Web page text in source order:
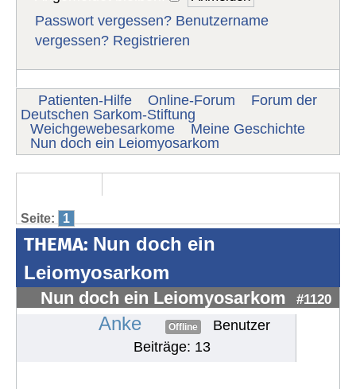
Passwort vergessen? Benutzername
vergessen? Registrieren
Patienten-Hilfe Online-Forum
Forum der
Deutschen Sarkom-Stiftung
Weichgewebesarkome
Meine Geschichte
Nun doch ein Leiomyosarkom
Seite: 1
THEMA: Nun doch ein
Leiomyosarkom
Nun doch ein Leiomyosarkom #1120
Anke Offline
Benutzer
Beiträge: 13